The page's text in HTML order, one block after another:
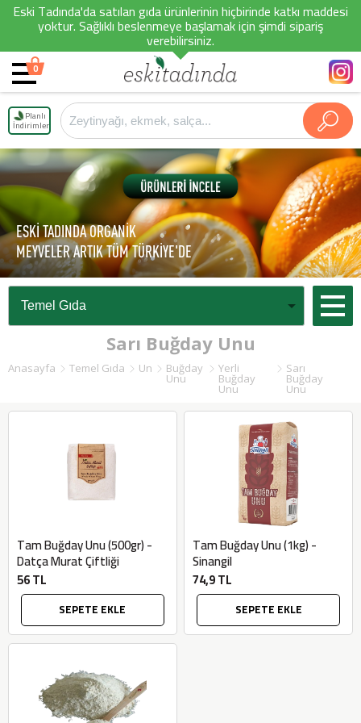
Eski Tadında'da satılan gıda ürünlerinin hiçbirinde katkı maddesi
yoktur. Sağlıklı beslenmeye başlamak için şimdi sipariş
verebilirsiniz.
0
Planlı
İndirimler
ESKİ TADINDA ORGANİK
MEYVELER ARTIK TÜM TÜRKİYE'DE
Sarı Buğday Unu
Anasayfa Temel Gıda Un Buğday
Unu
Yerli
Buğday
Unu
Sarı
Buğday
Unu
Tam Buğday Unu (500gr) -
Datça Murat Çiftliği
56 TL
SEPETE EKLE
Tam Buğday Unu (1kg) -
Sinangil
74,9 TL
SEPETE EKLE